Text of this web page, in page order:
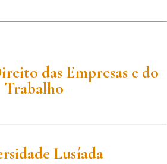
das Empresas e do
Trabalho
Lusíada